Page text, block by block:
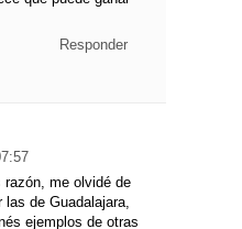
Responder
razón, me olvidé de
las de Guadalajara,
ejemplos de otras